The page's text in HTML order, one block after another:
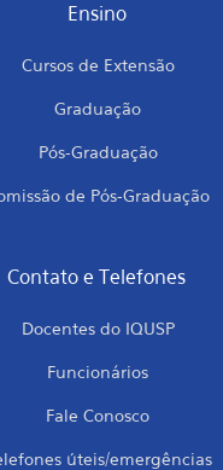
Ensino
Cursos de Extensão
Graduação
Pós-Graduação
de Pós-Graduação
Contato e Telefones
Docentes do IQUSP
Funcionários
Fale Conosco
úteis/emergências